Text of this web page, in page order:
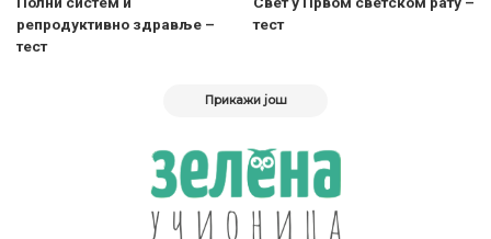
репродуктивно здравље –
тест
тест
Прикажи још